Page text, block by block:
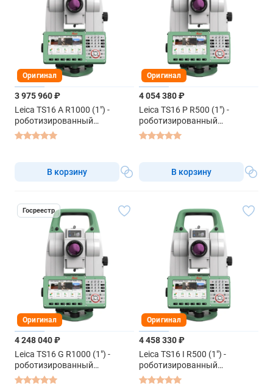
Оригинал
3 975 960 ₽
Leica TS16 A R1000 (1") -
роботизированный
тахеометр
В корзину
Оригинал
4 054 380 ₽
Leica TS16 P R500 (1") -
роботизированный
тахеометр
В корзину
Госреестр
Оригинал
4 248 040 ₽
Leica TS16 G R1000 (1") -
роботизированный
тахеометр
Оригинал
4 458 330 ₽
Leica TS16 I R500 (1") -
роботизированный
тахеометр